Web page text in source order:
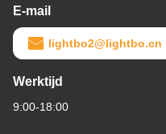
E-mail
lightbo2@lightbo.cn
Werktijd
9:00-18:00